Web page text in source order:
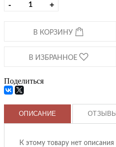
- +
В КОРЗИНУ
В ИЗБРАННОЕ
Поделиться
ОПИСАНИЕ ОТЗЫВЫ
К этому товару нет описания